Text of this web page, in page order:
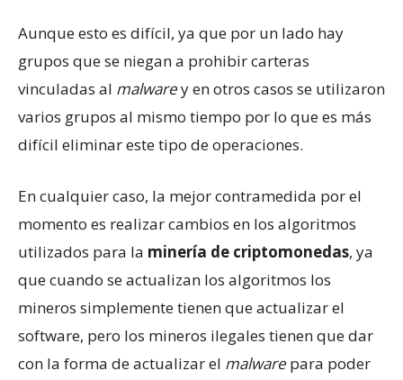
Aunque esto es difícil, ya que por un lado hay
grupos que se niegan a prohibir carteras
vinculadas al malwarey en otros casos se utilizaron
varios grupos al mismo tiempo por lo que es más
difícil eliminar este tipo de operaciones.
En cualquier caso, la mejor contramedida por el
momento es realizar cambios en los algoritmos
utilizados para la minería de criptomonedas, ya
que cuando se actualizan los algoritmos los
mineros simplemente tienen que actualizar el
software, pero los mineros ilegales tienen que dar
con la forma de actualizar el malware para poder